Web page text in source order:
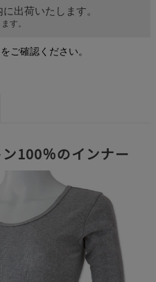
出荷いたします。
す。
ご確認ください。
100％のインナー